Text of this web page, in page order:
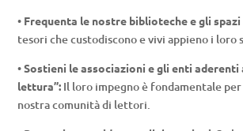
• Frequenta le nostre biblioteche e gli
tesori che custodiscono e vivi appieno i loro
•Sostieni le associazioni e gli enti aderenti
lettura”: Il loro impegno è fondamentale
nostra comunità di lettori.